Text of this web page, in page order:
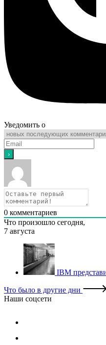
Уведомить о
0 комментариев
Что произошло сегодня,
7 августа
IBM
Что было в другие дни
Наши соцсети